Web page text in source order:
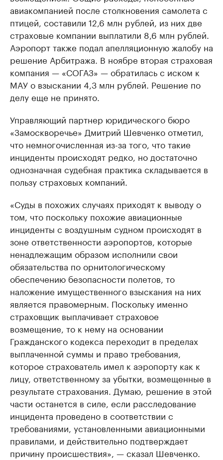
авиакомпанией после столкновения самолета с
птицей, составили 12,6 млн рублей, из них две
страховые компании выплатили 8,6 млн рублей.
Аэропорт также подал апелляционную жалобу на
решение Арбитража. В ноябре вторая страховая
компания — «СОГАЗ» — обратилась с иском к
МАУ о взыскании 4,3 млн рублей. Решение по
делу еще не принято.
Управляющий партнер юридического бюро
«Замоскворечье» Дмитрий Шевченко отметил,
что немногочисленная из-за того, что такие
инциденты происходят редко, но достаточно
однозначная судебная практика складывается в
пользу страховых компаний.
«Суды в похожих случаях приходят к выводу о
том, что поскольку похожие авиационные
инциденты с воздушным судном происходят в
зоне ответственности аэропортов, которые
ненадлежащим образом исполнили свои
обязательства по орнитологическому
обеспечению безопасности полетов, то
наложение имущественного взыскания на них
является правомерным. Поскольку именно
страховщик выплачивает страховое
возмещение, то к нему на основании
Гражданского кодекса переходит в пределах
выплаченной суммы и право требования,
которое страхователь имел к аэропорту как к
лицу, ответственному за убытки, возмещенные в
результате страхования. Думаю, решение в этой
части останется в силе, если расследование
инцидента проведено в соответствии с
требованиями, установленными авиационными
правилами, и действительно подтверждает
причину происшествия», — сказал Шевченко.